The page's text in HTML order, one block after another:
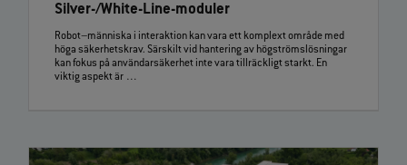
Silver‑/White‑Line‑moduler
Robot–människa i interaktion kan vara ett komplext område med
höga säkerhetskrav. Särskilt vid hantering av högströmslösningar
kan fokus på användarsäkerhet inte vara tillräckligt starkt. En
viktig aspekt är …